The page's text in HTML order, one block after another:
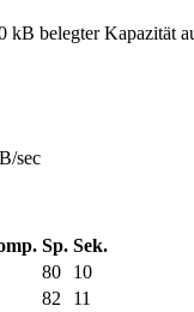
belegter Kapazität
sec
Sp. Sek.
80
10
82
11